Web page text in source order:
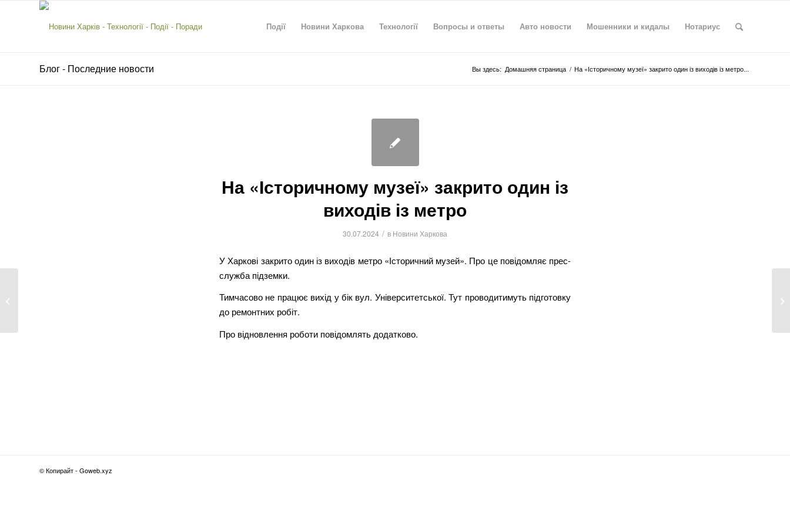
Події Новини Харкова Технології Вопросы и ответы Авто новости Мошенники и кидалы Нотариус
Блог - Последние новости Вы здесь: Домашняя страница / На «Історичному музеї» закрито один із виходів із метро...
На «Історичному музеї» закрито один із
виходів із метро
30.07.2024 / в Новини Харкова
У Харкові закрито один із виходів метро «Історичний музей». Про це повідомляє прес-
служба підземки.
Тимчасово не працює вихід у бік вул. Університетської. Тут проводитимуть підготовку
до ремонтних робіт.
Про відновлення роботи повідомлять додатково.
© Копирайт - Goweb.xyz